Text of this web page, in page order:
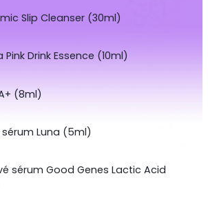
Slip Cleanser (30ml)
Drink Essence (10ml)
(8ml)
Luna (5ml)
sérum Good Genes Lactic Acid